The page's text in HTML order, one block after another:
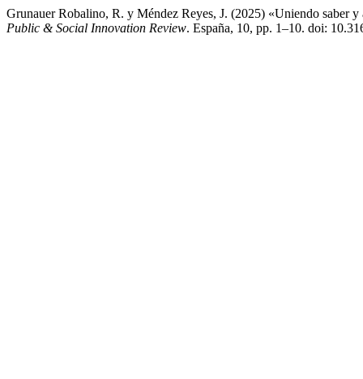
Grunauer Robalino, R. y Méndez Reyes, J. (2025) «Uniendo saber
Public & Social Innovation Review. España, 10, pp. 1–10. doi: